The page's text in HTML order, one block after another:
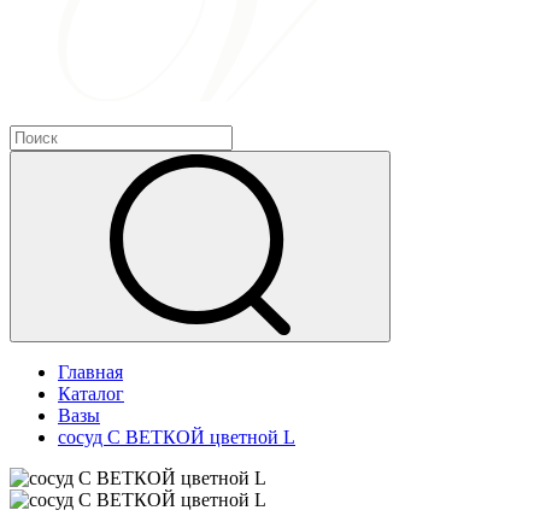
Главная
Каталог
Вазы
сосуд С ВЕТКОЙ цветной L